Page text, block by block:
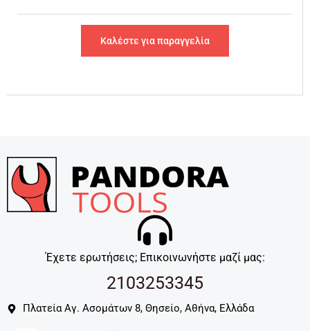
Καλέστε για παραγγελία
Έχετε ερωτήσεις; Επικοινωνήστε μαζί μας:
2103253345
Πλατεία Αγ. Ασομάτων 8, Θησείο, Αθήνα, Ελλάδα